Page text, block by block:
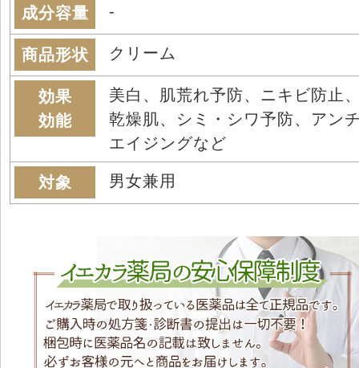
成分容量 -
商品形状 クリーム
効果
効能
美白、肌荒れ予防、ニキビ防止
乾燥肌、シミ・シワ予防、アン
エイジングなど
対象 男女兼用